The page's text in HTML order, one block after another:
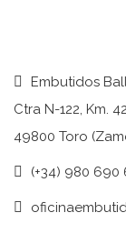
Embutidos
Ctra N-122, Km.
49800 Toro
(+34) 980 690